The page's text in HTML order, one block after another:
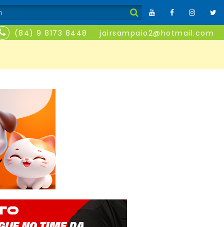
(84) 9 8173 8448 jairsampaio2@hotmail.com